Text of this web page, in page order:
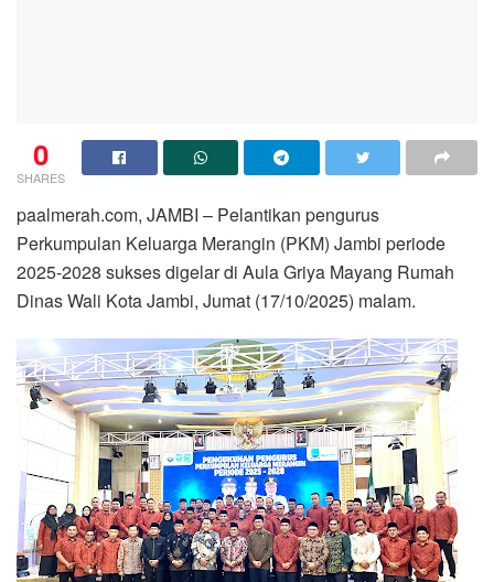
0
SHARES
paalmerah.com, JAMBI – Pelantikan pengurus
Perkumpulan Keluarga Merangin (PKM) Jambi periode
2025-2028 sukses digelar di Aula Griya Mayang Rumah
Dinas Wali Kota Jambi, Jumat (17/10/2025) malam.